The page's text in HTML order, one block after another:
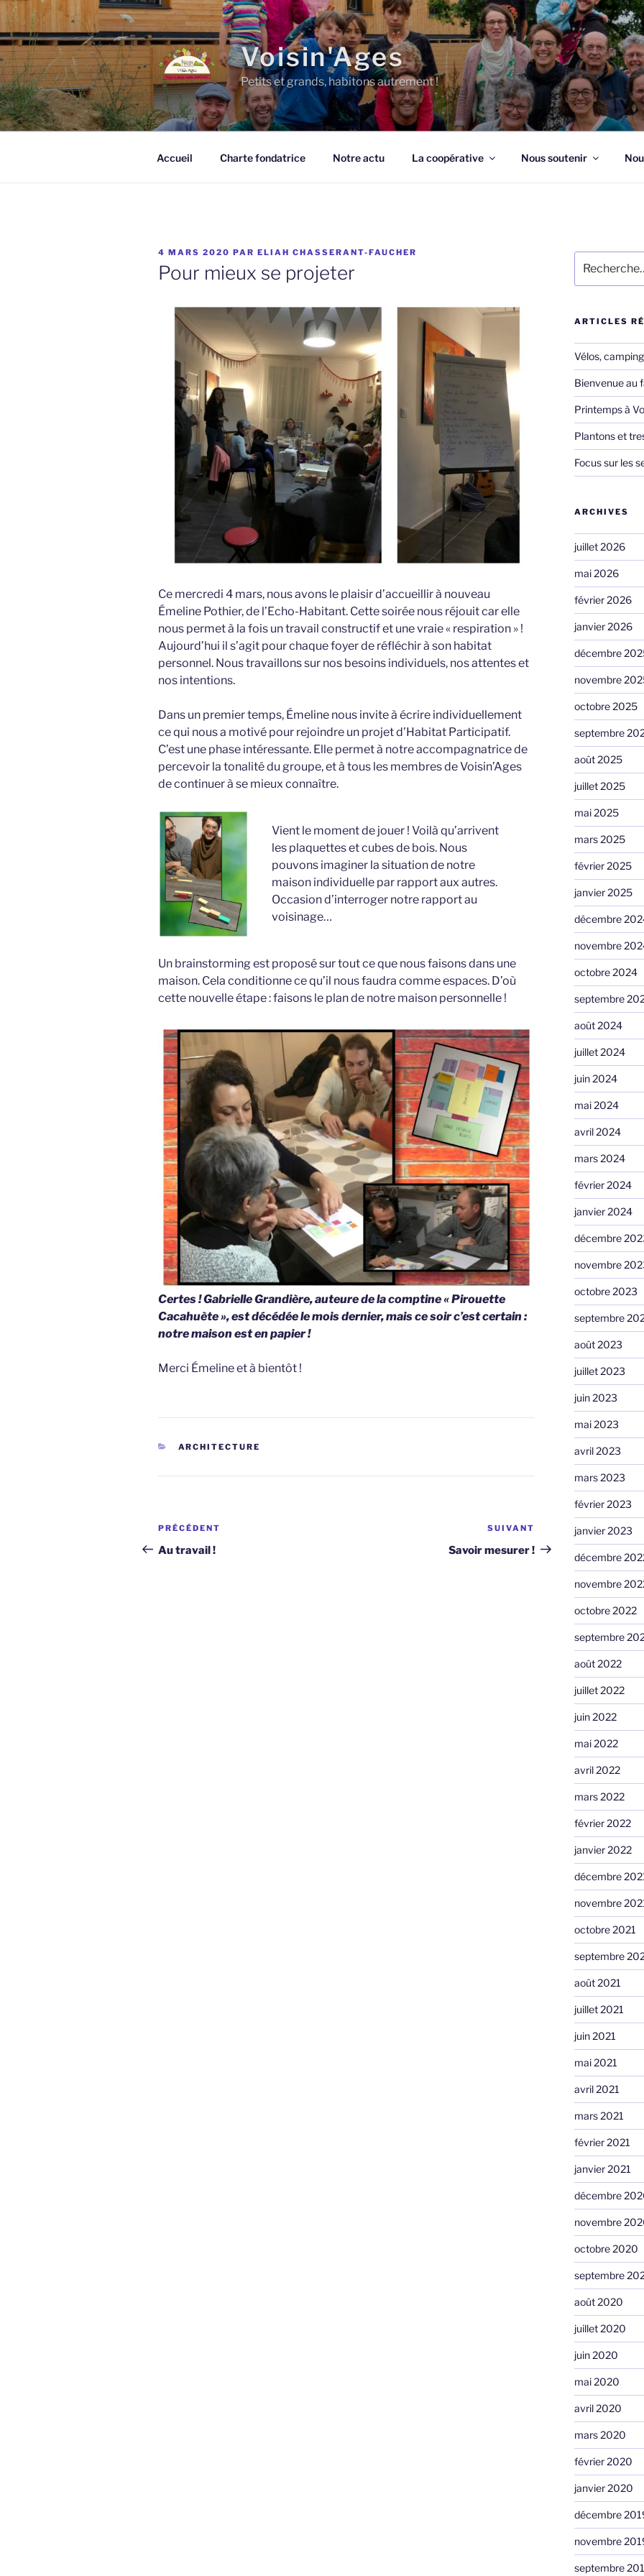
Aller
au
contenu
principal
Voisin'Ages
Petits et grands, habitons autrement !
Accueil Charte fondatrice Notre actu La coopérative Nous soutenir
PUBLIÉ
LE
4 MARS 2020 PAR ELIAH CHASSERANT-FAUCHER
Pour mieux se projeter
Ce mercredi 4 mars, nous avons le plaisir d’accueillir à nouveau
Émeline Pothier, de l’Echo-Habitant. Cette soirée nous réjouit car elle
nous permet à la fois un travail constructif et une vraie « respiration » !
Aujourd’hui il s’agit pour chaque foyer de réfléchir à son habitat
personnel. Nous travaillons sur nos besoins individuels, nos attentes et
nos intentions.
Dans un premier temps, Émeline nous invite à écrire individuellement
ce qui nous a motivé pour rejoindre un projet d’Habitat Participatif.
C’est une phase intéressante. Elle permet à notre accompagnatrice de
percevoir la tonalité du groupe, et à tous les membres de Voisin’Ages
de continuer à se mieux connaître.
Vient le moment de jouer ! Voilà qu’arrivent
les plaquettes et cubes de bois. Nous
pouvons imaginer la situation de notre
maison individuelle par rapport aux autres.
Occasion d’interroger notre rapport au
voisinage…
Un brainstorming est proposé sur tout ce que nous faisons dans une
maison. Cela conditionne ce qu’il nous faudra comme espaces. D’où
cette nouvelle étape : faisons le plan de notre maison personnelle !
Certes ! Gabrielle Grandière, auteure de la comptine «Pirouette
Cacahuète», est décédée le mois dernier, mais ce soir c’est certain :
notre maison est en papier !
Merci Émeline et à bientôt !
CATÉGORIES
ARCHITECTURE
Navigation
de
Article
précédent
PRÉCÉDENT
Au travail !
suivant
SUIVANT
Savoir mesurer !
pour
:
ARTICLES
Vélos,
Bienvenue au
Printemps à
Plantons et
Focus sur les
ARCHIVES
juillet 2026
mai 2026
février 2026
janvier 2026
décembre
novembre
octobre 2025
septembre
août 2025
juillet 2025
mai 2025
mars 2025
février 2025
janvier 2025
décembre
novembre
octobre 2024
septembre
août 2024
juillet 2024
juin 2024
mai 2024
avril 2024
mars 2024
février 2024
janvier 2024
décembre
novembre
octobre 2023
septembre
août 2023
juillet 2023
juin 2023
mai 2023
avril 2023
mars 2023
février 2023
janvier 2023
décembre
novembre
octobre 2022
septembre
août 2022
juillet 2022
juin 2022
mai 2022
avril 2022
mars 2022
février 2022
janvier 2022
décembre
novembre
octobre 2021
septembre
août 2021
juillet 2021
juin 2021
mai 2021
avril 2021
mars 2021
février 2021
janvier 2021
décembre
novembre
octobre 2020
septembre
août 2020
juillet 2020
juin 2020
mai 2020
avril 2020
mars 2020
février 2020
janvier 2020
décembre
novembre
septembre